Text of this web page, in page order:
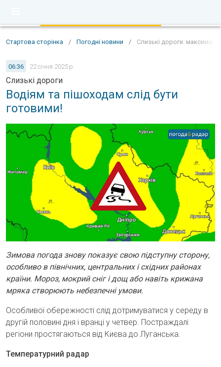
Стартова сторінка / Погодні новини / Слизькі дороги:
06:36 22 січня 2025 р.
Слизькі дороги
Водіям та пішоходам слід бути
готовими!
Зимова погода знову показує свою підступну сторону,
особливо в північних, центральних і східних районах
країни. Мороз, мокрий сніг і дощ або навіть крижана
мряка створюють небезпечні умови.
Особливої обережності слід дотримуватися у середу в
другій половині дня і вранці у четвер. Постраждалі
регіони простягаються від Києва до Луганська.
Температурний радар